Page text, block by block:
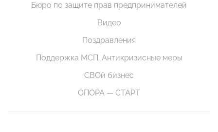
Бюро по защите прав предпринимателей
Видео
Поздравления
Поддержка МСП. Антикризисные меры
СВОй бизнес
ОПОРА — СТАРТ